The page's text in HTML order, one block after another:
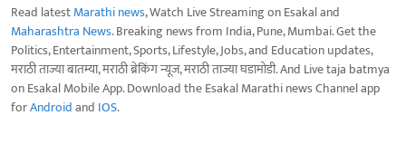
Read latestMarathi news, Watch Live Streaming on Esakal and
Maharashtra News. Breaking news from India, Pune, Mumbai. Get the
Politics, Entertainment, Sports, Lifestyle, Jobs, and Education updates,
मराठी ताज्या बातम्या, मराठी ब्रेकिंग न्यूज, मराठी ताज्या घडामोडी. And Live taja batmya
on Esakal Mobile App. Download the Esakal Marathi news Channel app
forAndroidand IOS.